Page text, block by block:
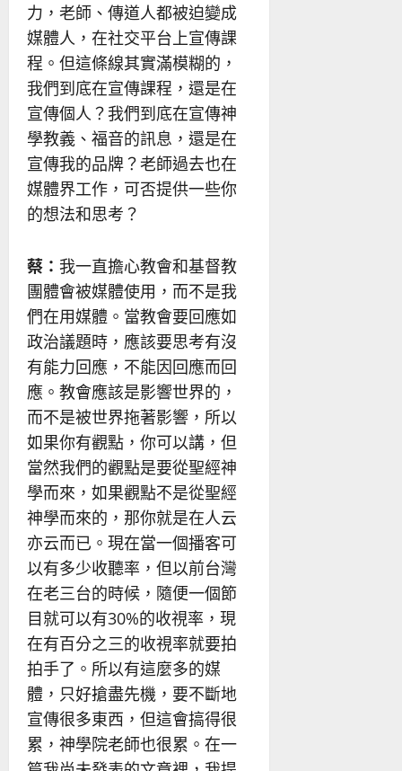
力，老師、傳道人都被迫變成
媒體人，在社交平台上宣傳課
程。但這條線其實滿模糊的，
我們到底在宣傳課程，還是在
宣傳個人？我們到底在宣傳神
學教義、福音的訊息，還是在
宣傳我的品牌？老師過去也在
媒體界工作，可否提供一些你
的想法和思考？
蔡： 我一直擔心教會和基督教
團體會被媒體使用，而不是我
們在用媒體。當教會要回應如
政治議題時，應該要思考有沒
有能力回應，不能因回應而回
應。教會應該是影響世界的，
而不是被世界拖著影響，所以
如果你有觀點，你可以講，但
當然我們的觀點是要從聖經神
學而來，如果觀點不是從聖經
神學而來的，那你就是在人云
亦云而已。現在當一個播客可
以有多少收聽率，但以前台灣
在老三台的時候，隨便一個節
目就可以有30%的收視率，現
在有百分之三的收視率就要拍
拍手了。所以有這麼多的媒
體，只好搶盡先機，要不斷地
宣傳很多東西，但這會搞得很
累，神學院老師也很累。在一